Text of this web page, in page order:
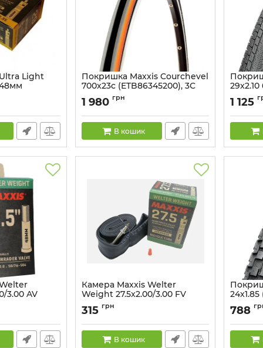
Light
Покришка Maxxis Courchevel
700x23c (ETB86345200), 3С
складана
Артикул:
1 980 грн
В кошик
Артикул:
1 125
3.00 AV
Камера Maxxis Welter
Weight 27.5x2.00/3.00 FV
L:48мм
Артикул:
315 грн
В кошик
24x1.85
Артикул:
788